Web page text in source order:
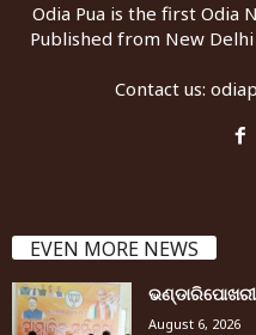
Odia Pua is the first Odia
Published from New
Contact us:
EVEN MORE NEWS
August 6, 2026